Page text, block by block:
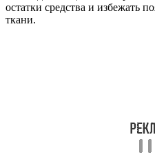
остатки средства и избежать
ткани.